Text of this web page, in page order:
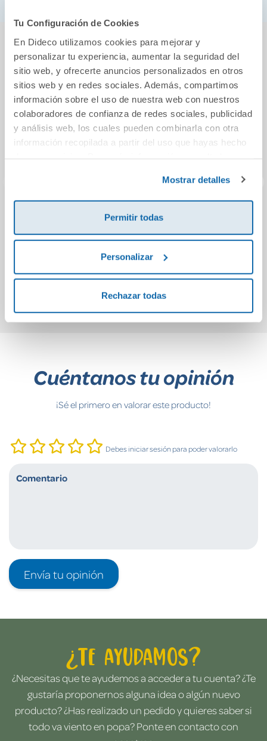
Tu Configuración de Cookies
En Dideco utilizamos cookies para mejorar y
personalizar tu experiencia, aumentar la seguridad del
sitio web, y ofrecerte anuncios personalizados en otros
sitios web y en redes sociales. Además, compartimos
información sobre el uso de nuestra web con nuestros
colaboradores de confianza de redes sociales, publicidad
y análisis web, los cuales pueden combinarla con otra
información recopilada a partir del uso que hayas hecho
Mostrar detalles
Permitir todas
Personalizar
Rechazar todas
También podría gustarte...
Secrets of the
Los perros pirata 3.
Barbagato
12,95€
el
Cuéntanos tu opinión
¡Sé el primero en valorar este producto!
Debes iniciar sesión para poder valorarlo
Envía tu opinión
¿Te ayudamos?
¿Necesitas que te ayudemos a acceder a tu cuenta? ¿Te
gustaría proponernos alguna idea o algún nuevo
producto? ¿Has realizado un pedido y quieres saber si
todo va viento en popa? Ponte en contacto con